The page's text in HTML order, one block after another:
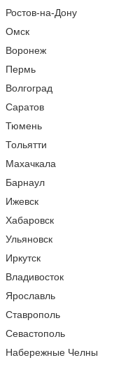
Ростов-на-Дону
Омск
Воронеж
Пермь
Волгоград
Саратов
Тюмень
Тольятти
Махачкала
Барнаул
Ижевск
Хабаровск
Ульяновск
Иркутск
Владивосток
Ярославль
Ставрополь
Севастополь
Набережные Челны